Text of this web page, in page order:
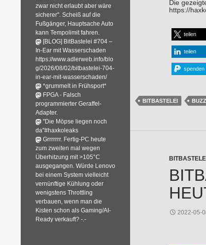
Die
https://
teilen
teilen
spenden
BITBASTELEI
BITBASTELEI
2022-05-
zwar nicht erlaubt aber wäre
sicherer". Scheiß auf die
Fußgänger, Hauptsache Auto
kann Tempolimit fahren.
[BLOG] BitBastelei #704 –
In-Ear mit Wasserschaden
https://www.adlerweb.info/blo
g/2026/08/02/bitbastelei-704-
in-ear-mit-wasserschaden/
*grummelt in Frühsport*
FPGA - Falsch
programmierter Geraffel-
Adapter.
"Die Möpse liegen noch
da"#haxkoleaks
Grrrrrrr. Fertig-PC heute
zum zweiten mal wegen
Überhitzung mit >105°C
ausgegangen. Würde Lenovo
bei einem System vielleicht
vernünftige Kühlung oder
wenigstens Throttling
verbauen, wenn man die
Kisten schon als Gaming/AI-
Ready verkauft? -.-